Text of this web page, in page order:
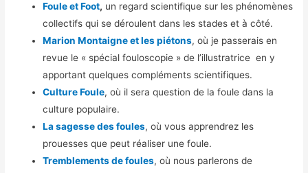
Foule et Foot, un regard scientifique sur les phénomènes
collectifs qui se déroulent dans les stades et à côté.
Marion Montaigne et les piétons, où je passerais en
revue le « spécial fouloscopie » de l’illustratrice en y
apportant quelques compléments scientifiques.
Culture Foule, où il sera question de la foule dans la
culture populaire.
La sagesse des foules, où vous apprendrez les
prouesses que peut réaliser une foule.
Tremblements de foules, où nous parlerons de